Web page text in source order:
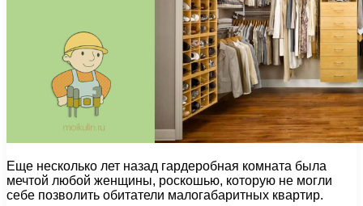
Еще несколько лет назад гардеробная комната была
мечтой любой женщины, роскошью, которую не могли
себе позволить обитатели малогабаритных квартир.